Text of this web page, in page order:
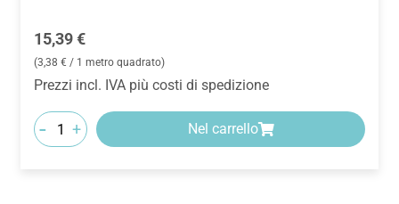
Prezzo normale:
15,39 €
(3,38 € / 1 metro quadrato)
Prezzi incl. IVA più costi di spedizione
- + Nel carrello